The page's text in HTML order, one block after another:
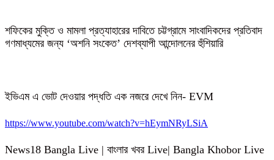
শফিকের মুক্তি ও মামলা প্রত্যাহারের দাবিতে চট্টগ্রামে সাংবাদিকদের প্রতিবাদ
গণমাধ্যমের জন্য ‘অশনি সংকেত’ দেশব্যাপী আন্দোলনের হুঁশিয়ারি
ইভিএম এ ভোট দেওয়ার পদ্ধতি এক নজরে দেখে নিন- EVM
https://www.youtube.com/watch?v=hEymNRyLSiA
News18 Bangla Live | বাংলার খবর Live| Bangla Khobor Live